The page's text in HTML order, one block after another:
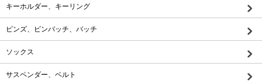
キーホルダー、キーリング
ピンズ、ピンバッチ、バッチ
ソックス
サスペンダー、ベルト